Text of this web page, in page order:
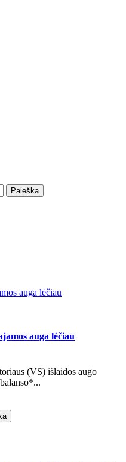
auga lėčiau
auga lėčiau
(VS) išlaidos augo